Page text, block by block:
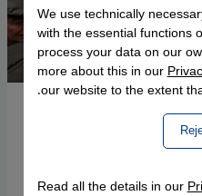
ثالث أكبر
القرم في
We use technically
with the essential functions
process your data on our
more about this in our
our website to the extent
Read all the details in our